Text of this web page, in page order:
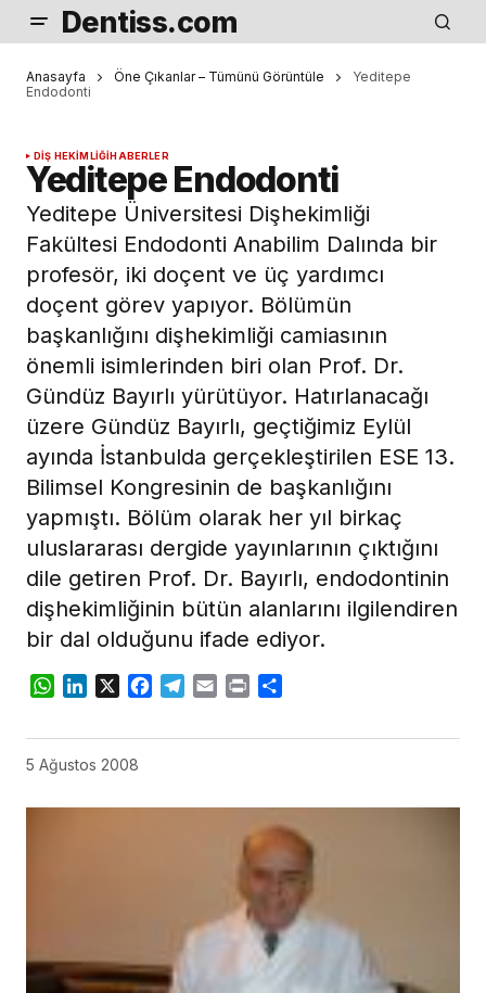
Dentiss.com
Anasayfa Öne Çıkanlar – Tümünü Görüntüle
Yeditepe
Endodonti
DIŞ HEKIMLIĞIHABERLER
Yeditepe Endodonti
Yeditepe Üniversitesi Dişhekimliği
Fakültesi Endodonti Anabilim Dalında bir
profesör, iki doçent ve üç yardımcı
doçent görev yapıyor. Bölümün
başkanlığını dişhekimliği camiasının
önemli isimlerinden biri olan Prof. Dr.
Gündüz Bayırlı yürütüyor. Hatırlanacağı
üzere Gündüz Bayırlı, geçtiğimiz Eylül
ayında İstanbulda gerçekleştirilen ESE 13.
Bilimsel Kongresinin de başkanlığını
yapmıştı. Bölüm olarak her yıl birkaç
uluslararası dergide yayınlarının çıktığını
dile getiren Prof. Dr. Bayırlı, endodontinin
dişhekimliğinin bütün alanlarını ilgilendiren
bir dal olduğunu ifade ediyor.
WhatsApp
LinkedIn
X Facebook
Telegram
Email Print
5 Ağustos 2008